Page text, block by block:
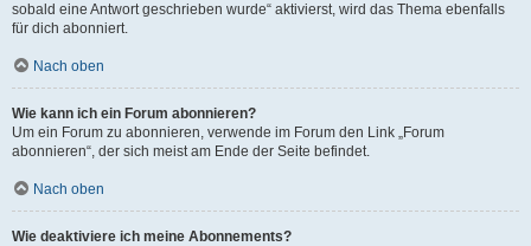
sobald eine Antwort geschrieben wurde“ aktivierst, wird das Thema ebenfalls
für dich abonniert.
Nach oben
Wie kann ich ein Forum abonnieren?
Um ein Forum zu abonnieren, verwende im Forum den Link „Forum
abonnieren“, der sich meist am Ende der Seite befindet.
Nach oben
Wie deaktiviere ich meine Abonnements?